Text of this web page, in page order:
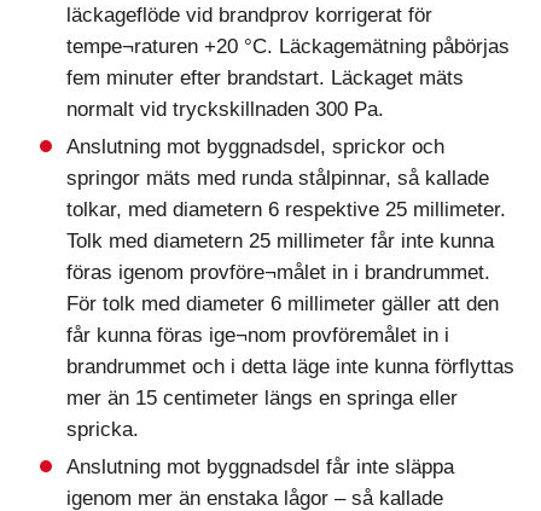
läckageflöde vid brandprov korrigerat för
tempe¬raturen +20 °C. Läckagemätning påbörjas
fem minuter efter brandstart. Läckaget mäts
normalt vid tryckskillnaden 300 Pa.
Anslutning mot byggnadsdel, sprickor och
springor mäts med runda stålpinnar, så kallade
tolkar, med diametern 6 respektive 25 millimeter.
Tolk med diametern 25 millimeter får inte kunna
föras igenom provföre¬målet in i brandrummet.
För tolk med diameter 6 millimeter gäller att den
får kunna föras ige¬nom provföremålet in i
brandrummet och i detta läge inte kunna förflyttas
mer än 15 centimeter längs en springa eller
spricka.
Anslutning mot byggnadsdel får inte släppa
igenom mer än enstaka lågor – så kallade